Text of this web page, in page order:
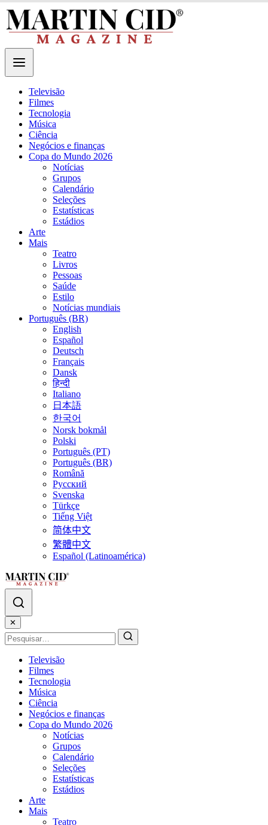
Televisão
Filmes
Tecnologia
Música
Ciência
Negócios e finanças
Copa do Mundo 2026
Notícias
Grupos
Calendário
Seleções
Estatísticas
Estádios
Arte
Mais
Teatro
Livros
Pessoas
Saúde
Estilo
Notícias mundiais
Português (BR)
English
Español
Deutsch
Français
Dansk
हिन्दी
Italiano
日本語
한국어
Norsk bokmål
Polski
Português (PT)
Português (BR)
Română
Русский
Svenska
Türkçe
Tiếng Việt
简体中文
繁體中文
Español (Latinoamérica)
✕
Televisão
Filmes
Tecnologia
Música
Ciência
Negócios e finanças
Copa do Mundo 2026
Notícias
Grupos
Calendário
Seleções
Estatísticas
Estádios
Arte
Mais
Teatro